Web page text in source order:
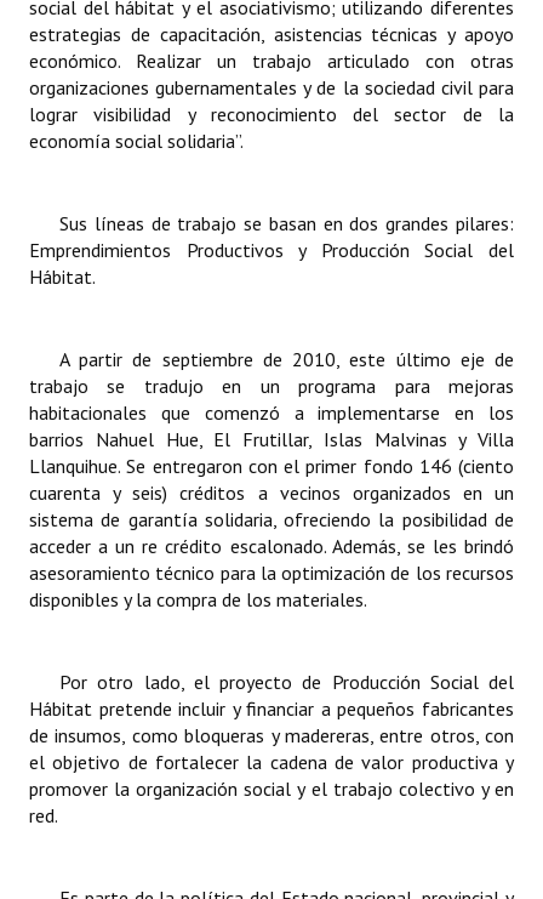
Datos Históricos
Premio al Mérito - Registro
Audiencias Públicas - Registro
Periodistas Decanos - Registro
Ciudadano Ilustre - Registro
Huéspedes de Honor - Registro
Antiguos Pobladores - Registro
Reconocimientos - Registro
Bariloche, Municipio intercultural
Entrega de distinciones
social del hábitat y el asociativismo; utilizando diferentes
estrategias de capacitación, asistencias técnicas y apoyo
económico. Realizar un trabajo articulado con otras
organizaciones gubernamentales y de la sociedad civil para
lograr visibilidad y reconocimiento del sector de la
economía social solidaria”.
Sus líneas de trabajo se basan en dos grandes pilares:
Emprendimientos Productivos y Producción Social del
Hábitat.
A partir de septiembre de 2010, este último eje de
trabajo se tradujo en un programa para mejoras
habitacionales que comenzó a implementarse en los
barrios Nahuel Hue, El Frutillar, Islas Malvinas y Villa
Llanquihue. Se entregaron con el primer fondo 146 (ciento
cuarenta y seis) créditos a vecinos organizados en un
sistema de garantía solidaria, ofreciendo la posibilidad de
acceder a un re crédito escalonado. Además, se les brindó
asesoramiento técnico para la optimización de los recursos
disponibles y la compra de los materiales.
Por otro lado, el proyecto de Producción Social del
Hábitat pretende incluir y financiar a pequeños fabricantes
de insumos, como bloqueras y madereras, entre otros, con
el objetivo de fortalecer la cadena de valor productiva y
promover la organización social y el trabajo colectivo y en
red.